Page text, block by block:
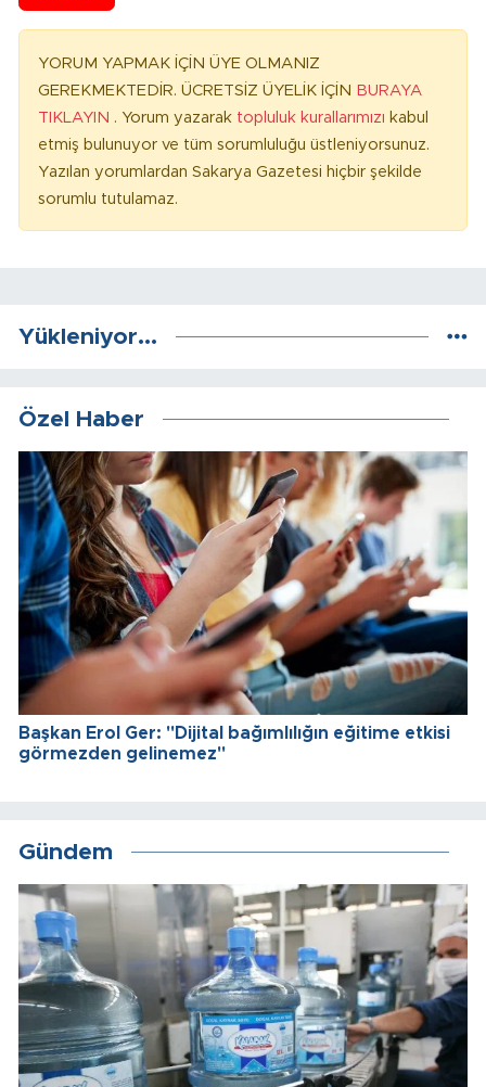
YORUM YAPMAK İÇİN ÜYE OLMANIZ
GEREKMEKTEDİR. ÜCRETSİZ ÜYELİK İÇİN BURAYA
TIKLAYIN . Yorum yazarak topluluk kurallarımızı kabul
etmiş bulunuyor ve tüm sorumluluğu üstleniyorsunuz.
Yazılan yorumlardan Sakarya Gazetesi hiçbir şekilde
sorumlu tutulamaz.
Yükleniyor...
Özel Haber
Başkan Erol Ger: "Dijital bağımlılığın eğitime etkisi
görmezden gelinemez"
Gündem